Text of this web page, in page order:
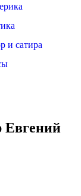
и сатира
Евгений